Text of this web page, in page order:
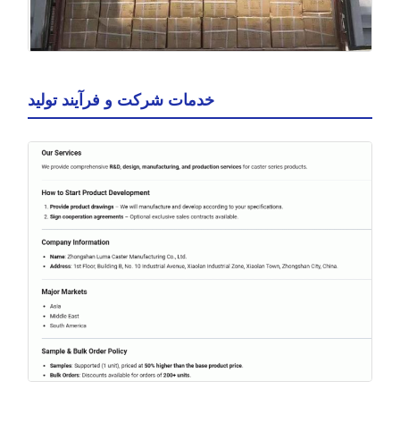
خدمات شرکت و فرآیند تولید